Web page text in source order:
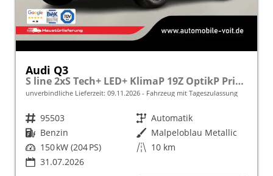
Audi Q3
S line 2xS Tech+ LED+ KlimaP 19Z OptikP PrivG
unverbindliche Lieferzeit: 09.11.2026 Fahrzeug mit Tageszulassung
Fahrzeugnr. 95503 Getriebe Automatik
Kraftstoff Benzin Außenfarbe Malpeloblau Metallic
Leistung 150 kW (204 PS) Kilometerstand 10 km
31.07.2026